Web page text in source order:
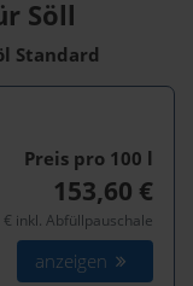
Söll
Standard
Preis pro 100 l
153,60 €
€ inkl. Abfüllpauschale
anzeigen